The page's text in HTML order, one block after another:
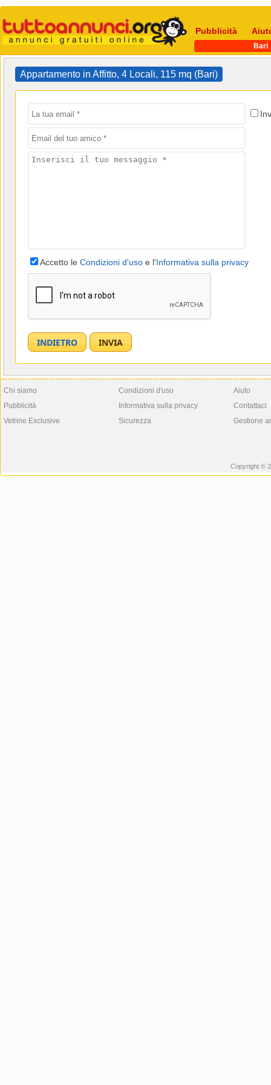
Pubblicità
Bari
Appartamento in Affitto, 4 Locali, 115 mq (Bari)
Accetto le Condizioni d'uso e l'Informativa sulla privacy
Chi siamo
Pubblicità
Vetrine Exclusive
Condizioni d'uso
Informativa sulla privacy
Sicurezza
Aiuto
Contattaci
Gestione
Copyright ©